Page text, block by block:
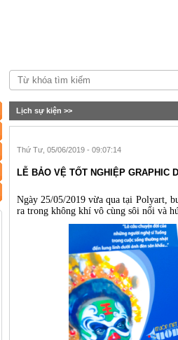
Lịch sự kiện >>
Thứ Tư, 05/06/2019 - 09:07:14
LỄ BẢO VỆ TỐT NGHIỆP GRAPHIC
Ngày 25/05/2019 vừa qua tại Polyart,
ra trong không khí vô cùng sôi nổi và